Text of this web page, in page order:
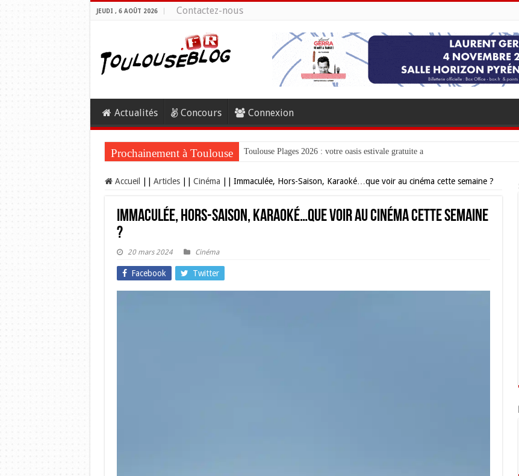
JEUDI , 6 AOÛT 2026 Contactez-nous
Actualités Concours Connexion
Prochainement à Toulouse Toulouse Plages 2026 : votre oasis estivale gratuite au bord de la Garonne
Accueil Articles Cinéma Immaculée, Hors-Saison, Karaoké…que voir au cinéma cette semaine ?
Immaculée, Hors-Saison, Karaoké…que voir au cinéma cette semaine
?
20 mars 2024 Cinéma
Facebook Twitter